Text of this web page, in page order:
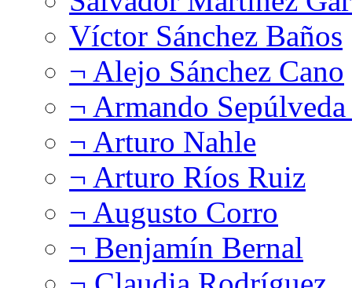
Víctor Sánchez Baños
¬ Alejo Sánchez Cano
¬ Armando
¬ Arturo Nahle
¬ Arturo Ríos Ruiz
¬ Augusto Corro
¬ Benjamín Bernal